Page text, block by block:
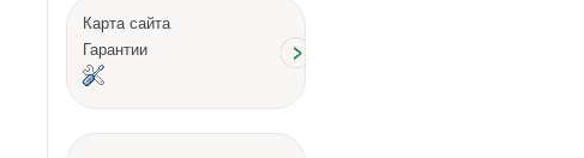
Карта сайта
Гарантии